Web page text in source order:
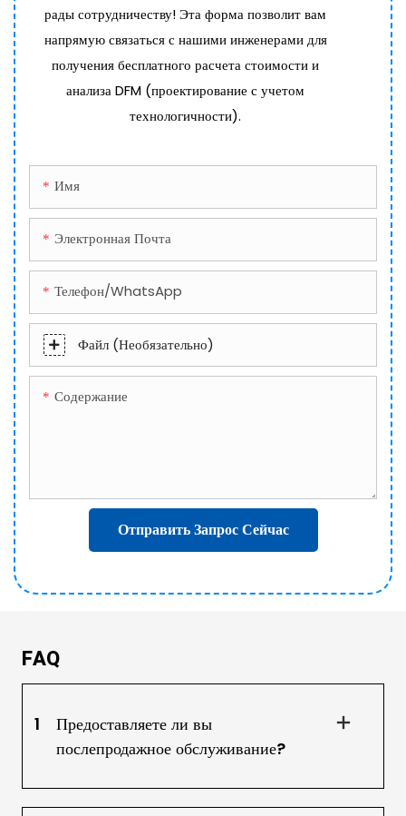
рады сотрудничеству! Эта форма позволит вам
напрямую связаться с нашими инженерами для
получения бесплатного расчета стоимости и
анализа DFM (проектирование с учетом
технологичности).
Имя
Электронная Почта
Телефон/WhatsApp
Файл (необязательно)
Содержание
Отправить Запрос Сейчас
FAQ
1
Предоставляете ли вы
послепродажное обслуживание?